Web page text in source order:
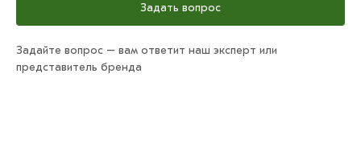
Задать вопрос
Задайте вопрос – вам ответит наш эксперт или
представитель бренда